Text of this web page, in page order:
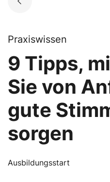
Praxiswissen
9 Tipps,
Sie von
gute
sorgen
Ausbildungsstart